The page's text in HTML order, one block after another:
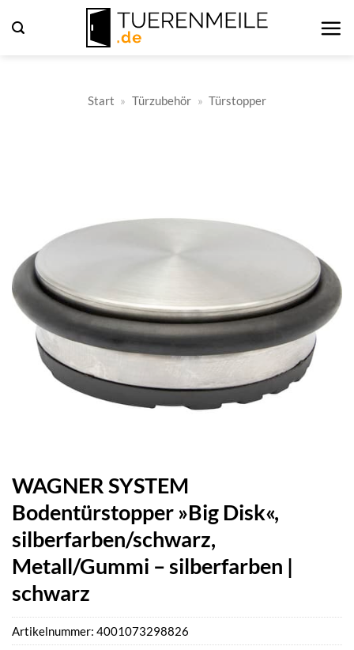
Inhalt
Start » Türzubehör » Türstopper
WAGNER SYSTEM
Bodentürstopper »Big Disk«,
silberfarben/schwarz,
Metall/Gummi – silberfarben |
schwarz
Artikelnummer: 4001073298826